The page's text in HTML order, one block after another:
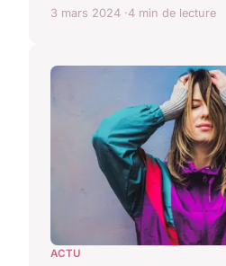
3 mars 2024 4 min de lecture
ACTU